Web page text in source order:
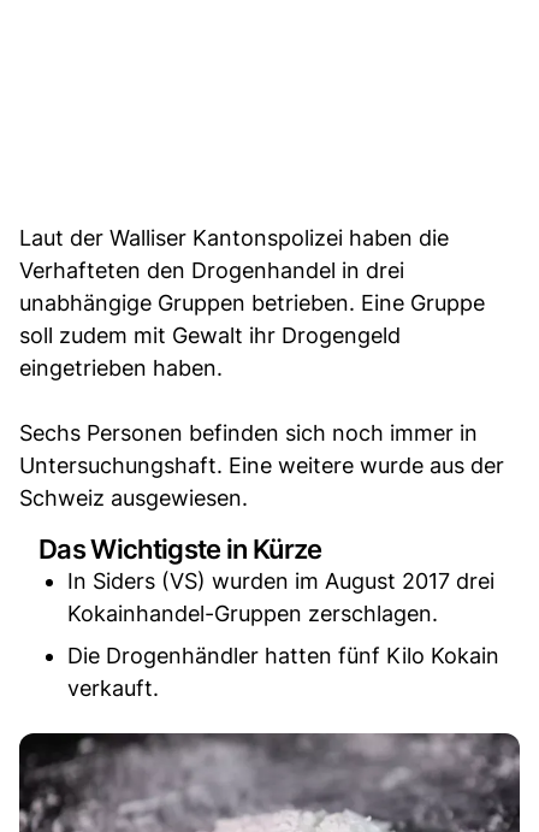
Laut der Walliser Kantonspolizei haben die
Verhafteten den Drogenhandel in drei
unabhängige Gruppen betrieben. Eine Gruppe
soll zudem mit Gewalt ihr Drogengeld
eingetrieben haben.
Sechs Personen befinden sich noch immer in
Untersuchungshaft. Eine weitere wurde aus der
Schweiz ausgewiesen.
Das Wichtigste in Kürze
In Siders (VS) wurden im August 2017 drei
Kokainhandel-Gruppen zerschlagen.
Die Drogenhändler hatten fünf Kilo Kokain
verkauft.